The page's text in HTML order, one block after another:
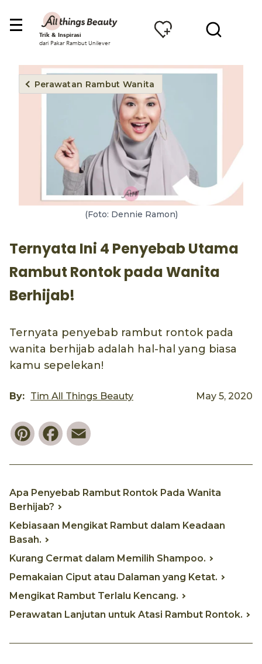
Trik & Inspirasi
dari Pakar Rambut Unilever
Perawatan Rambut Wanita
(Foto: Dennie Ramon)
Ternyata Ini 4 Penyebab Utama
Rambut Rontok pada Wanita
Berhijab!
Ternyata penyebab rambut rontok pada
wanita berhijab adalah hal-hal yang biasa
kamu sepelekan!
By: Tim All Things Beauty May 5, 2020
PinterestFacebook
Apa Penyebab Rambut Rontok Pada Wanita
Berhijab?
Kebiasaan Mengikat Rambut dalam Keadaan
Basah.
Kurang Cermat dalam Memilih Shampoo.
Pemakaian Ciput atau Dalaman yang Ketat.
Mengikat Rambut Terlalu Kencang.
Perawatan Lanjutan untuk Atasi Rambut Rontok.